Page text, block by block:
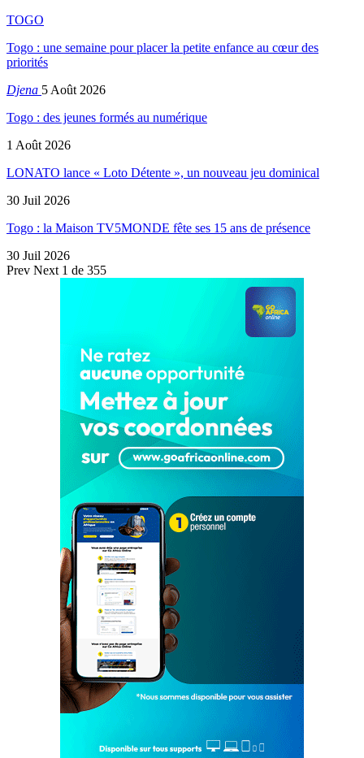
TOGO
Togo : une semaine pour placer la petite enfance au cœur des
priorités
Djena 5 Août 2026
Togo : des jeunes formés au numérique
1 Août 2026
LONATO lance « Loto Détente », un nouveau jeu dominical
30 Juil 2026
Togo : la Maison TV5MONDE fête ses 15 ans de présence
30 Juil 2026
Prev Next 1 de 355